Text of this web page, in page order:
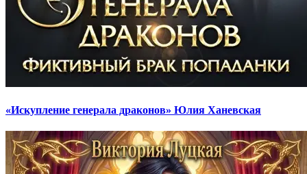
«Искупление генерала драконов» Юлия Ханевская